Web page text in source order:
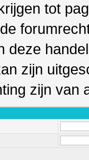
tot
deze
zijn
zijn van